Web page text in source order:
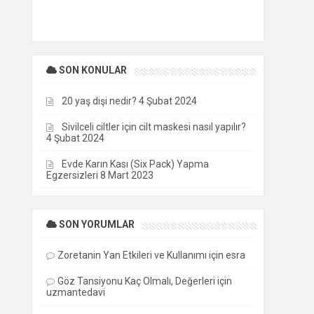
SON KONULAR
20 yaş dişi nedir? 4 Şubat 2024
Sivilceli ciltler için cilt maskesi nasıl yapılır?
4 Şubat 2024
Evde Karın Kası (Six Pack) Yapma
Egzersizleri 8 Mart 2023
SON YORUMLAR
Zoretanin Yan Etkileri ve Kullanımı için esra
Göz Tansiyonu Kaç Olmalı, Değerleri için
uzmantedavi